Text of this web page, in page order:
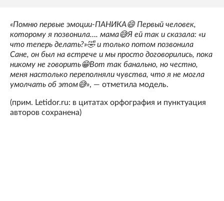
«Помню первые эмоции-ПАНИКА😄 Первый человек,
которому я позвонила…. мама😅Я ей так и сказала: «и
что теперь делать?»🤣 и только потом позвонила
Сане, он был на встрече и мы просто договорились, пока
никому не говорить😁Вот так банально, но честно,
меня настолько переполняли чувства, что я не могла
умолчать об этом😅», — отметила модель.
(прим. Letidor.ru: в цитатах орфография и пунктуация
авторов сохранена)